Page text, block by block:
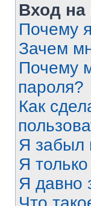
Вход на
Почему
Зачем
Почему
пароля?
Как
Я забыл
Я
Я давно